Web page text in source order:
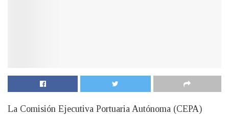
La Comisión Ejecutiva Portuaria Autónoma (CEPA)